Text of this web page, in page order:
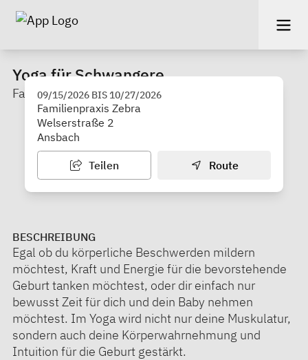
Yoga für Schwangere
Familienpraxis ZEBRA
09/15/2026 BIS 10/27/2026
Familienpraxis Zebra
Welserstraße 2
Ansbach
Teilen Route
BESCHREIBUNG
Egal ob du körperliche Beschwerden mildern
möchtest, Kraft und Energie für die bevorstehende
Geburt tanken möchtest, oder dir einfach nur
bewusst Zeit für dich und dein Baby nehmen
möchtest. Im Yoga wird nicht nur deine Muskulatur,
sondern auch deine Körperwahrnehmung und
Intuition für die Geburt gestärkt.